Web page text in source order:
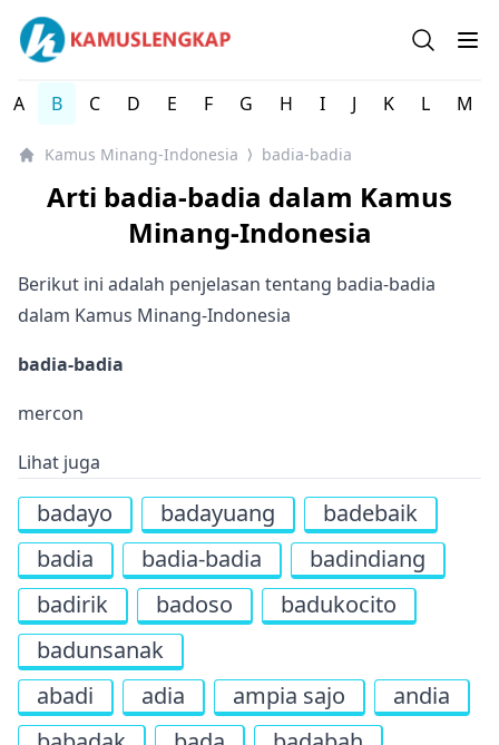
Kamus Lengkap Minang-Indonesia - Kamus Bahasa
Open
A B C D E F G H I J K L M
Kamus Minang-Indonesia ⟩ badia-badia
Arti badia-badia dalam Kamus
Minang-Indonesia
Berikut ini adalah penjelasan tentang badia-badia
dalam Kamus Minang-Indonesia
badia-badia
mercon
Lihat juga
badayo badayuang
badebaik
badia
badia-badia
badindiang
badirik
badoso
badukocito
badunsanak
abadi
adia ampia sajo
andia